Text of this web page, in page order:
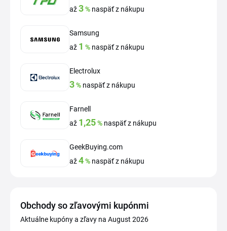
až3% naspäť z nákupu
Samsung
až 1 % naspäť z nákupu
Electrolux
3% naspäť z nákupu
Farnell
až 1,25% naspäť z nákupu
GeekBuying.com
až4% naspäť z nákupu
Obchody so zľavovými kupónmi
Aktuálne kupóny a zľavy na August 2026